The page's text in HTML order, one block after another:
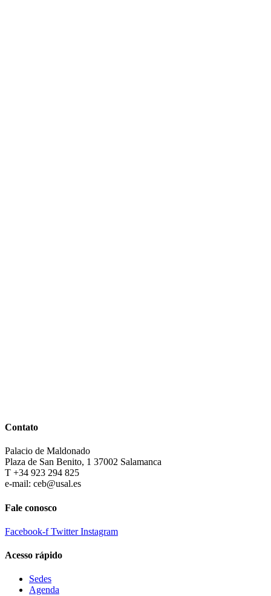
Contato
Palacio de Maldonado
Plaza de San Benito, 1 37002 Salamanca
T +34 923 294 825
e-mail: ceb@usal.es
Fale conosco
Facebook-f Twitter Instagram
Acesso rápido
Sedes
Agenda